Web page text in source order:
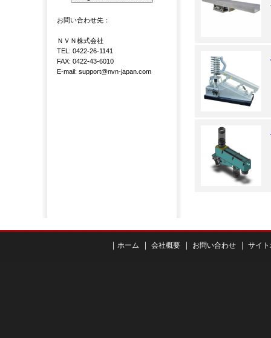
お問い合わせ先：
ＮＶＮ株式会社
TEL: 0422-26-1141
FAX: 0422-43-6010
E-mail: support@nvn-japan.com
｜ ホーム ｜ 会社概要 ｜ お問い合わせ ｜ サイ